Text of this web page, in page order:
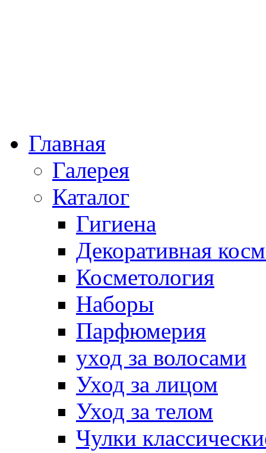
Главная
Галерея
Каталог
Гигиена
Декоративная
Косметология
Наборы
Парфюмерия
уход за волосами
Уход за лицом
Уход за телом
Чулки